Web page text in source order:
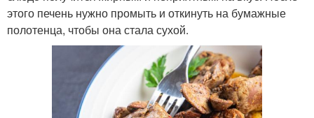
этого печень нужно промыть и откинуть на бумажные
полотенца, чтобы она стала сухой.